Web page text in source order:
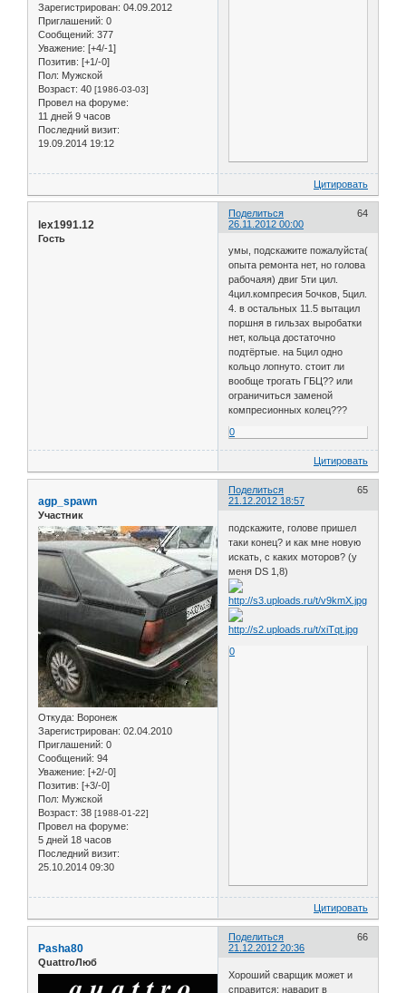
Зарегистрирован: 04.09.2012
Приглашений: 0
Сообщений: 377
Уважение: [+4/-1]
Позитив: [+1/-0]
Пол: Мужской
Возраст: 40 [1986-03-03]
Провел на форуме:
11 дней 9 часов
Последний визит:
19.09.2014 19:12
Цитировать
Поделиться
64
26.11.2012 00:00
lex1991.12
Гость
умы, подскажите пожалуйста(
опыта ремонта нет, но голова
рабочаяя) двиг 5ти цил.
4цил.компресия 5очков, 5цил.
4. в остальных 11.5 вытацил
поршня в гильзах выробатки
нет, кольца достаточно
подтёртые. на 5цил одно
кольцо лопнуто. стоит ли
вообще трогать ГБЦ?? или
ограничиться заменой
компресионных колец???
0
Цитировать
Поделиться
65
21.12.2012 18:57
agp_spawn
Участник
Откуда: Воронеж
Зарегистрирован: 02.04.2010
Приглашений: 0
Сообщений: 94
Уважение: [+2/-0]
Позитив: [+3/-0]
Пол: Мужской
Возраст: 38 [1988-01-22]
Провел на форуме:
5 дней 18 часов
Последний визит:
25.10.2014 09:30
подскажите, голове пришел
таки конец? и как мне новую
искать, с каких моторов? (у
меня DS 1,8)
0
Цитировать
Поделиться
66
21.12.2012 20:36
Pasha80
QuattroЛюб
Хороший сварщик может и
справится: наварит в